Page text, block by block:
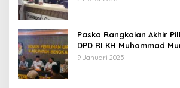
Paska Rangkaian Akhir
DPD RI KH Muhammad
KPU Bengkalis
9 Januari 2025